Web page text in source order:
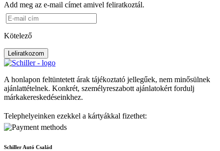
Add meg az e-mail címet amivel feliratkoztál.
Kötelező
Leliratkozom
A honlapon feltüntetett árak tájékoztató jellegűek, nem minősülnek
ajánlattételnek. Konkrét, személyreszabott ajánlatokért fordulj
márkakereskedéseinkhez.
Telephelyeinken ezekkel a kártyákkal fizethet:
Schiller Autó Család